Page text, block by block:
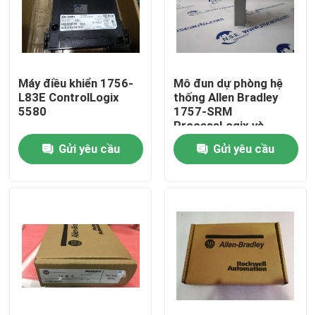
Nhà
Về chúng tôi
Chuyến tham quan nhà máy
Máy điều khiển 1756-
L83E ControlLogix
5580
Gửi yêu cầu
Mô đun dự phòng hệ
thống Allen Bradley
1757-SRM
ProcessLogix và
ControlLogix
Gửi yêu cầu